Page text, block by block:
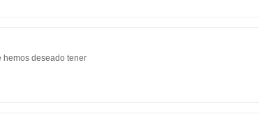
hemos deseado tener